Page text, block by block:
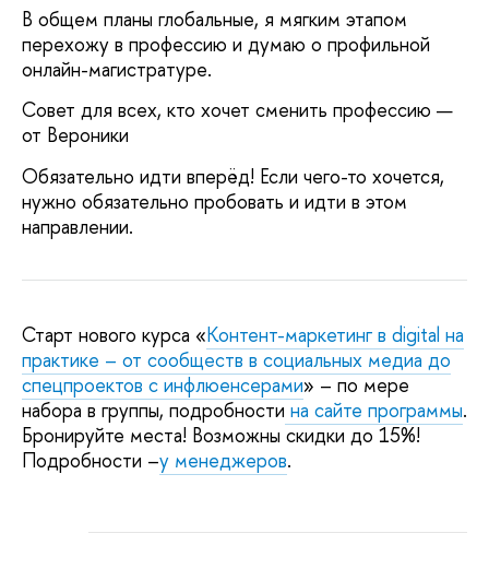
В общем планы глобальные, я мягким этапом
перехожу в профессию и думаю о профильной
онлайн-магистратуре.
Совет для всех, кто хочет сменить профессию —
от Вероники
Обязательно идти вперёд! Если чего-то хочется,
нужно обязательно пробовать и идти в этом
направлении.
Старт нового курса «Контент-маркетинг в digital на
практике – от сообществ в социальных медиа до
спецпроектов с инфлюенсерами» – по мере
набора в группы, подробности на сайте программы.
Бронируйте места! Возможны скидки до 15%!
Подробности –у менеджеров.